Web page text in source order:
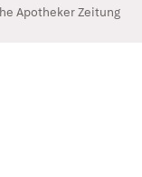
Apotheker Zeitung